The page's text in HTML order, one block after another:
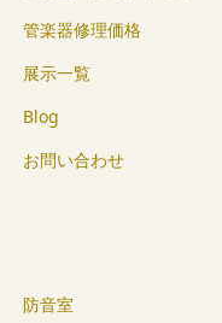
管楽器修理価格
展示一覧
Blog
お問い合わせ
防音室